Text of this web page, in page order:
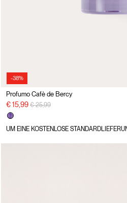
-38%
Profumo Cafè de Bercy
€ 15,99 Preisreduzierung von
€ 25,99auf
UM EINE KOSTENLOSE